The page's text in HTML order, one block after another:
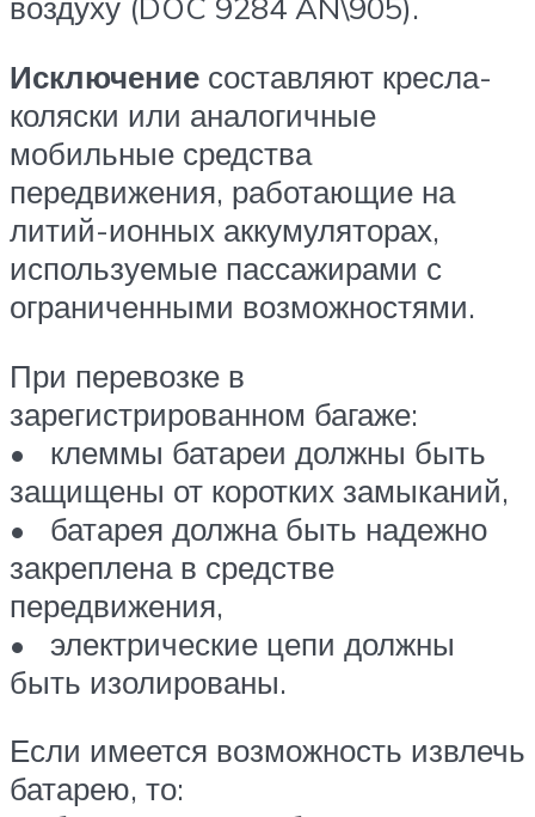
воздуху (DOC 9284 AN\905).
Исключение составляют кресла-
коляски или аналогичные
мобильные средства
передвижения, работающие на
литий-ионных аккумуляторах,
используемые пассажирами с
ограниченными возможностями.
При перевозке в
зарегистрированном багаже:
• клеммы батареи должны быть
защищены от коротких замыканий,
• батарея должна быть надежно
закреплена в средстве
передвижения,
• электрические цепи должны
быть изолированы.
Если имеется возможность извлечь
батарею, то: